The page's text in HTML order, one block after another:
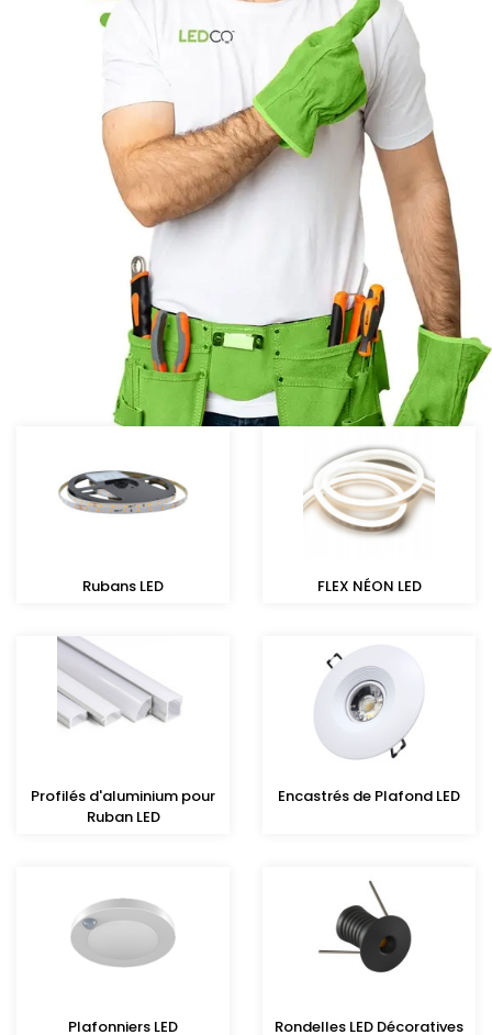
Rubans LED FLEX NÉON LED
Profilés d'aluminium pour
Ruban LED
Encastrés de Plafond LED
Plafonniers LED Rondelles LED Décoratives